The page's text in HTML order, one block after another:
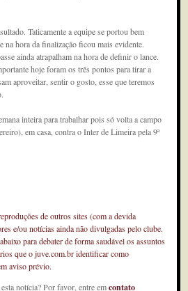
Taticamente a equipe se portou bem
na hora da finalização ficou mais evidente.
ainda atrapalham na hora de definir o lance.
hoje foram os três pontos para tirar a
aproveitar, sentir o gosto, esse que teremos
inteira para trabalhar pois só volta a campo
em casa, contra o Inter de Limeira pela 9ª
de outros sites (com a devida
e/ou notícias ainda não divulgadas pelo clube.
para debater de forma saudável os assuntos
que o juve.com.br identificar como
aviso prévio.
notícia? Por favor, entre emcontato